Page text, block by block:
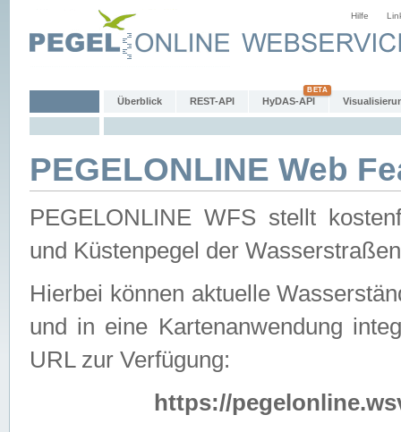
Hilfe
Überblick REST-API HyDAS-API
PEGELONLINE Web
PEGELONLINE WFS stellt
und Küstenpegel der
Hierbei können aktuelle
und in eine Kartenanwendung
URL zur Verfügung:
https://